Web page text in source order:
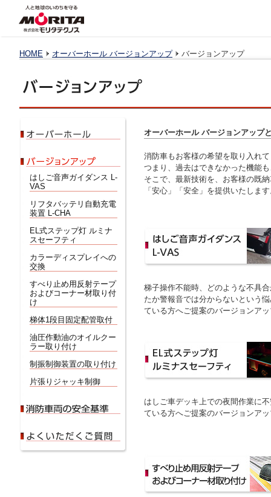
HOME オーバーホール バージョンアップ バージョンアップ
はしご音声ガイダンス L-
VAS
リフタバッテリ自動充電
装置 L-CHA
EL式ステップ灯 ルミナ
スセーフティ
カラーディスプレイへの
交換
すべり止め用反射テープ
およびコーナー材取り付
け
梯体1段目固定配管取付
油圧作動油のオイルクー
ラー取り付け
制振制御装置の取り付け
片張りジャッキ制御
オーバーホール バージョンアップ
消防車もお客様の希望を取り入れ
つまり、過去はできなかった機能
そこで、最新技術を、お客様の既
「安心」「安全」を提供いたしま
梯子操作不能時、どのような不具
たか警報音では分からないという
ている方へご提案のバージョンア
はしご車デッキ上での夜間作業に
ている方へご提案のバージョンア